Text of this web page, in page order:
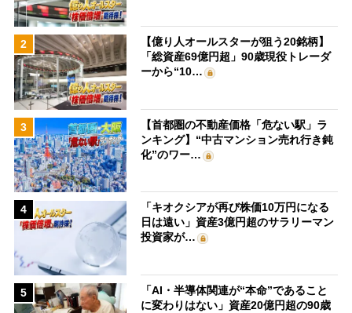
2
【億り人オールスターが狙う20銘柄】
「総資産69億円超」90歳現役トレーダ
ーから“10…
3
【首都圏の不動産価格「危ない駅」ラ
ンキング】“中古マンション売れ行き鈍
化”のワー…
4
「キオクシアが再び株価10万円になる
日は遠い」資産3億円超のサラリーマン
投資家が…
5
「AI・半導体関連が“本命”であること
に変わりはない」資産20億円超の90歳